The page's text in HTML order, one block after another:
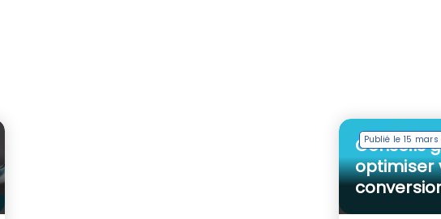
Publié le 15 mars
Conseils
optimiser